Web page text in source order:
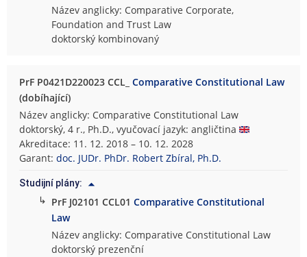
Název anglicky: Comparative Corporate,
Foundation and Trust Law
doktorský kombinovaný
PrF P0421D220023 CCL_Comparative Constitutional Law
(dobíhající)
Název anglicky: Comparative Constitutional Law
doktorský, 4 r., Ph.D., vyučovací jazyk: angličtina
Akreditace: 11. 12. 2018 – 10. 12. 2028
Garant:doc. JUDr. PhDr. Robert Zbíral, Ph.D.
Studijní plány:
↳ PrF J02101 CCL01Comparative Constitutional
Law
Název anglicky: Comparative Constitutional Law
doktorský prezenční